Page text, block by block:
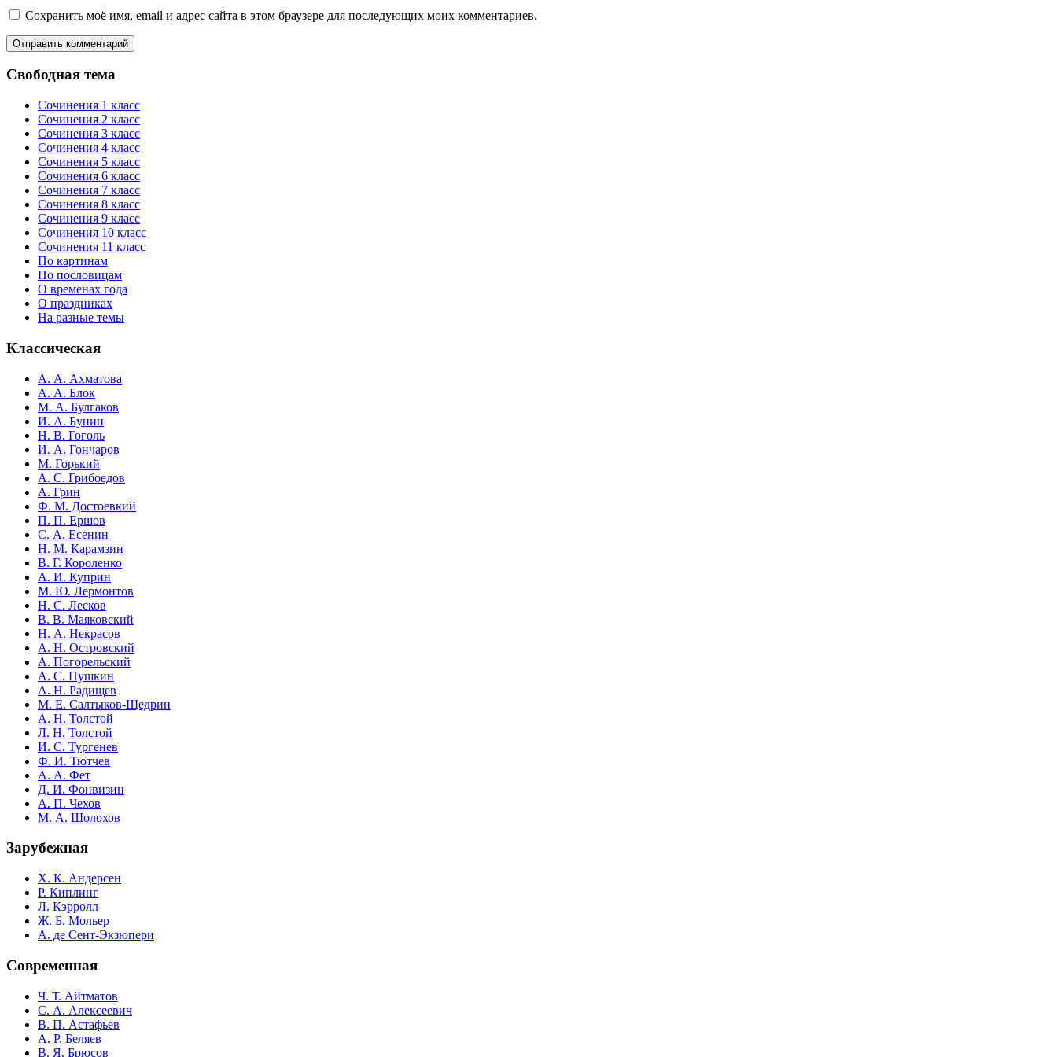
Сохранить моё имя, email и адрес сайта в этом браузере для последующих моих комментариев.
Свободная тема
Сочинения 1 класс
Сочинения 2 класс
Сочинения 3 класс
Сочинения 4 класс
Сочинения 5 класс
Сочинения 6 класс
Сочинения 7 класс
Сочинения 8 класс
Сочинения 9 класс
Сочинения 10 класс
Сочинения 11 класс
По картинам
По пословицам
О временах года
О праздниках
На разные темы
Классическая
А. А. Ахматова
А. А. Блок
М. А. Булгаков
И. А. Бунин
Н. В. Гоголь
И. А. Гончаров
М. Горький
А. С. Грибоедов
А. Грин
Ф. М. Достоевкий
П. П. Ершов
С. А. Есенин
Н. М. Карамзин
В. Г. Короленко
А. И. Куприн
М. Ю. Лермонтов
Н. С. Лесков
В. В. Маяковский
Н. А. Некрасов
А. Н. Островский
А. Погорельский
А. С. Пушкин
А. Н. Радищев
М. Е. Салтыков-Щедрин
А. Н. Толстой
Л. Н. Толстой
И. С. Тургенев
Ф. И. Тютчев
А. А. Фет
Д. И. Фонвизин
А. П. Чехов
М. А. Шолохов
Зарубежная
Х. К. Андерсен
Р. Киплинг
Л. Кэрролл
Ж. Б. Мольер
А. де Сент-Экзюпери
Современная
Ч. Т. Айтматов
С. А. Алексеевич
В. П. Астафьев
А. Р. Беляев
В. Я. Брюсов